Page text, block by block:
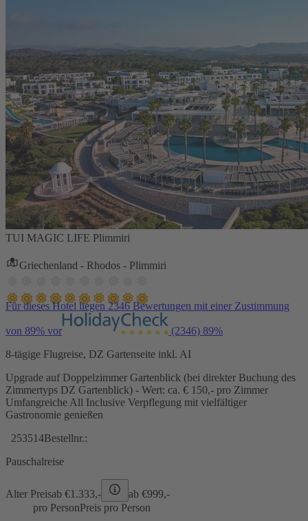
TUI MAGIC LIFE Plimmiri
Griechenland - Rhodos - Plimmiri
Für dieses Hotel liegen 2346 Bewertungen mit einer Zustimmung
von 89% vor (2346) 89%
8-tägige Flugreise, DZ Gartenseite inkl. AI
Upgrade auf Doppelzimmer Gartenblick (bei direkter Buchung des
Zimmertyps DZ Gartenblick) - Wert: ca. € 150,- pro Zimmer
Umfangreiche All Inclusive Verpflegung mit vielfältiger
Gastronomie genießen
253514Bestellnr.:
Pauschalreise
Alter Preisab €1.333,- ab €999,-
pro PersonPreis pro Person